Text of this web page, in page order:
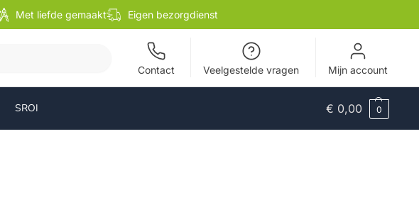
Met liefde gemaakt Eigen bezorgdienst
Contact Veelgestelde vragen Mijn account
SROI € 0,00 0